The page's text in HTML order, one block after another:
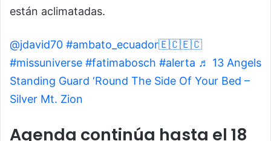
están aclimatadas.
@jdavid70 #ambato_ecuador🇪🇨🇪🇨
#missuniverse #fatimabosch #alerta ♬ 13 Angels
Standing Guard ‘Round The Side Of Your Bed –
Silver Mt. Zion
Agenda continúa hasta el 18